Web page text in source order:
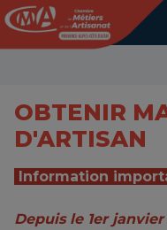
OBTENIR
D'ARTISAN
Information
Depuis le 1er
Panneau de gestion